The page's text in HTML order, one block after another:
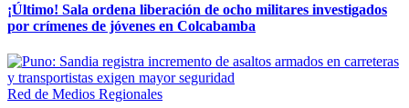
¡Último! Sala ordena liberación de ocho militares investigados
por crímenes de jóvenes en Colcabamba
Red de Medios Regionales